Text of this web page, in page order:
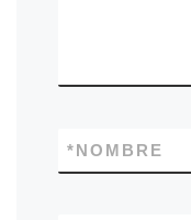
NOMBRE
*